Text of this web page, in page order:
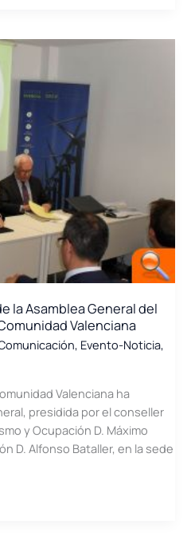
la Asamblea General del
Valenciana
, Evento-Noticia,
Valenciana ha
presidida por el conseller
y Ocupación D. Máximo
D. Alfonso Bataller, en la sede